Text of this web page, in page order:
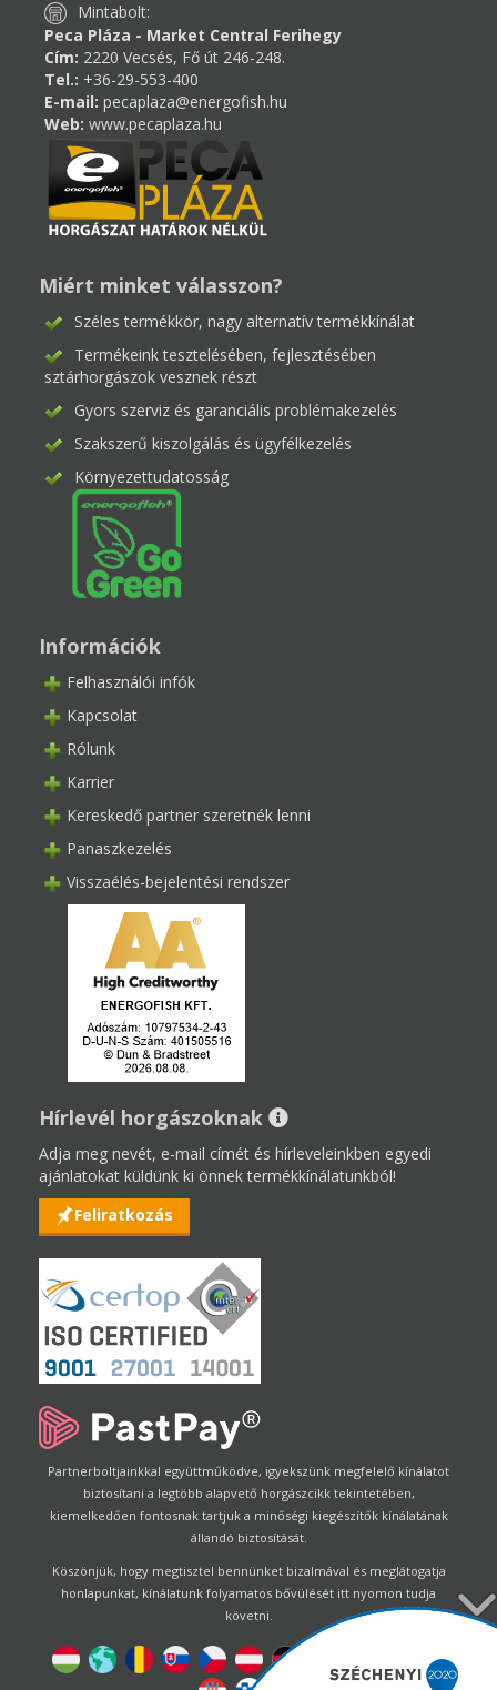
Mintabolt:
Peca Pláza - Market Central Ferihegy
Cím: 2220 Vecsés, Fő út 246-248.
Tel.: +36-29-553-400
E-mail: pecaplaza@energofish.hu
Web: www.pecaplaza.hu
Miért minket válasszon?
Széles termékkör, nagy alternatív termékkínálat
Termékeink tesztelésében, fejlesztésében
sztárhorgászok vesznek részt
Gyors szerviz és garanciális problémakezelés
Szakszerű kiszolgálás és ügyfélkezelés
Környezettudatosság
Információk
Felhasználói infók
Kapcsolat
Rólunk
Karrier
Kereskedő partner szeretnék lenni
Panaszkezelés
Visszaélés-bejelentési rendszer
Hírlevél horgászoknak
Adja meg nevét, e-mail címét és hírleveleinkben egyedi
ajánlatokat küldünk ki önnek termékkínálatunkból!
Feliratkozás
Partnerboltjainkkal együttműködve, igyekszünk megfelelő kínálatot
biztosítani a legtöbb alapvető horgászcikk tekintetében,
kiemelkedően fontosnak tartjuk a minőségi kiegészítők kínálatának
állandó biztosítását.
Köszönjük, hogy megtisztel bennünket bizalmával és meglátogatja
honlapunkat, kínálatunk folyamatos bővülését itt nyomon tudja
követni.